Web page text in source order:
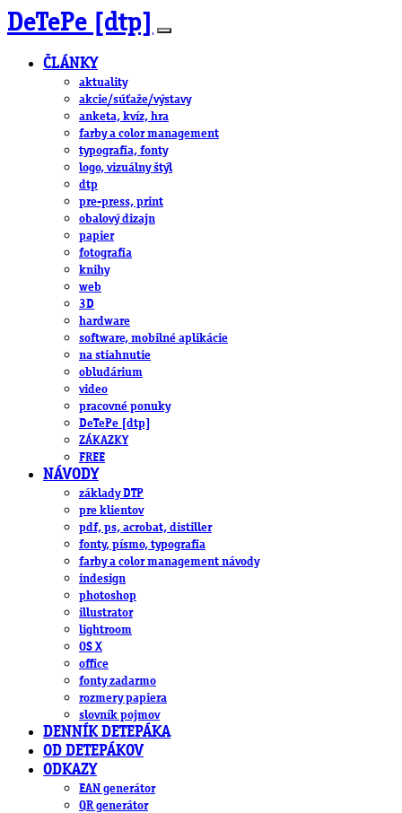
DeTePe [dtp]
ČLÁNKY
aktuality
akcie/súťaže/výstavy
anketa, kvíz, hra
farby a color management
typografia, fonty
logo, vizuálny štýl
dtp
pre-press, print
obalový dizajn
papier
fotografia
knihy
web
3D
hardware
software, mobilné aplikácie
na stiahnutie
obludárium
video
pracovné ponuky
DeTePe [dtp]
ZÁKAZKY
FREE
NÁVODY
základy DTP
pre klientov
pdf, ps, acrobat, distiller
fonty, písmo, typografia
farby a color management návody
indesign
photoshop
illustrator
lightroom
OS X
office
fonty zadarmo
rozmery papiera
slovník pojmov
DENNÍK DETEPÁKA
OD DETEPÁKOV
ODKAZY
EAN generátor
QR generátor